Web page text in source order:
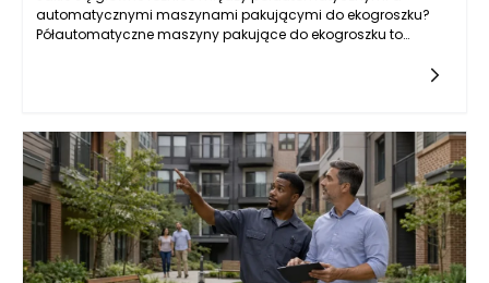
automatycznymi maszynami pakującymi do ekogroszku?
Półautomatyczne maszyny pakujące do ekogroszku to